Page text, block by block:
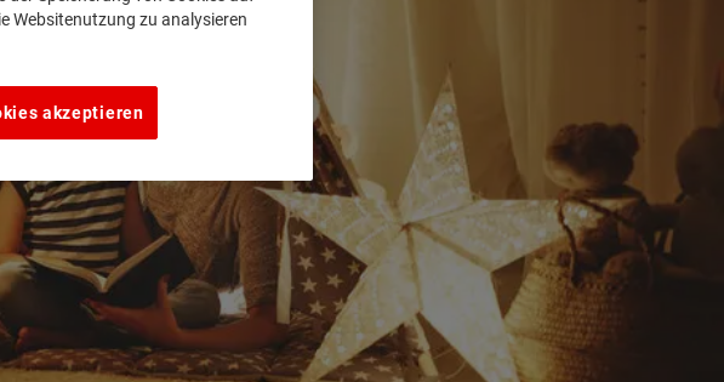
Websitenutzung zu analysieren
akzeptieren